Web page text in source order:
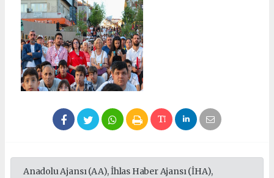
Anadolu Ajansı (AA), İhlas Haber Ajansı (İHA),